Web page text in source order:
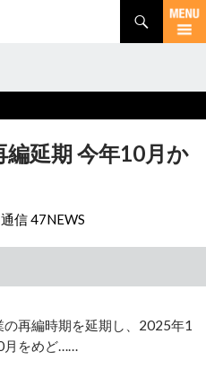
延期 今年10月か
信 47NEWS
再編時期を延期し、2025年1
月をめど……